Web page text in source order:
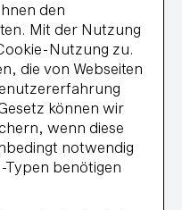
den
Mit der Nutzung
Nutzung zu.
die von Webseiten
können wir
wenn diese
notwendig
Typen benötigen